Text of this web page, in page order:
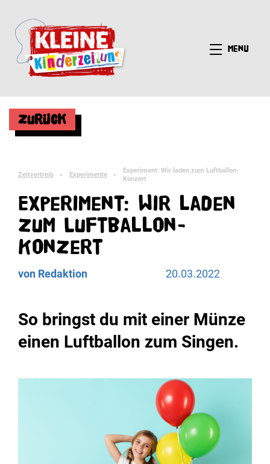
Menü
Zurück
Zeitvertreib ► Experimente ►
Experiment: Wir laden zum Luftballon-
Konzert
Experiment: Wir laden
zum Luftballon-
Konzert
von Redaktion 20.03.2022
So bringst du mit einer Münze
einen Luftballon zum Singen.